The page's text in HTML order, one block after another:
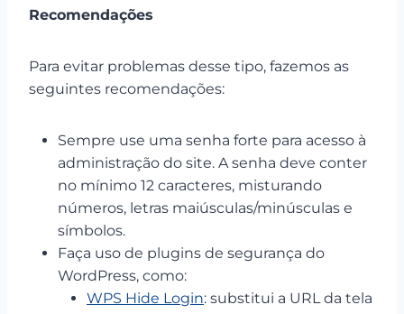
Recomendações
Para evitar problemas desse tipo, fazemos as
seguintes recomendações:
Sempre use uma senha forte para acesso à
administração do site. A senha deve conter
no mínimo 12 caracteres, misturando
números, letras maiúsculas/minúsculas e
símbolos.
Faça uso de plugins de segurança do
WordPress, como:
WPS Hide Login: substitui a URL da tela